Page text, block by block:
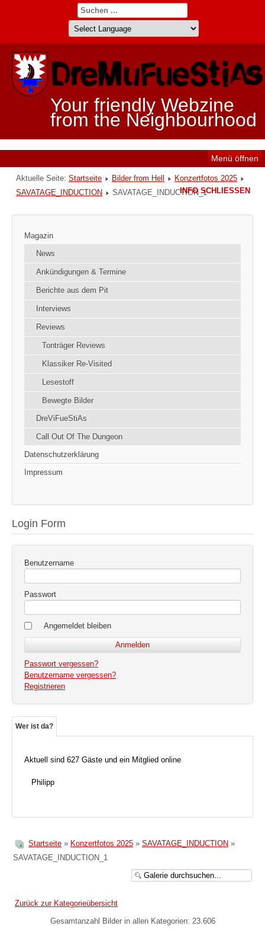
Your friendly Webzine
from the Neighbourhood
Menü öffnen
Aktuelle Seite: Startseite Bilder from Hell
Konzertfotos 2025
SAVATAGE_INDUCTION
SAVATAGE_INDUCTION_1
Magazin
News
Ankündigungen & Termine
Berichte aus dem Pit
Interviews
Reviews
Tonträger Reviews
Klassiker Re-Visited
Lesestoff
Bewegte Bilder
DreViFueStiAs
Call Out Of The Dungeon
Datenschutzerklärung
Impressum
Login Form
Benutzername
Passwort
Angemeldet bleiben
Passwort vergessen?
Benutzername vergessen?
Registrieren
Wer ist da?
Aktuell sind 627 Gäste und ein Mitglied online
Philipp
Startseite » Konzertfotos 2025 » SAVATAGE_INDUCTION »
SAVATAGE_INDUCTION_1
Zurück zur Kategorieübersicht
Gesamtanzahl Bilder in allen Kategorien: 23.606
INFO SCHLIESSEN